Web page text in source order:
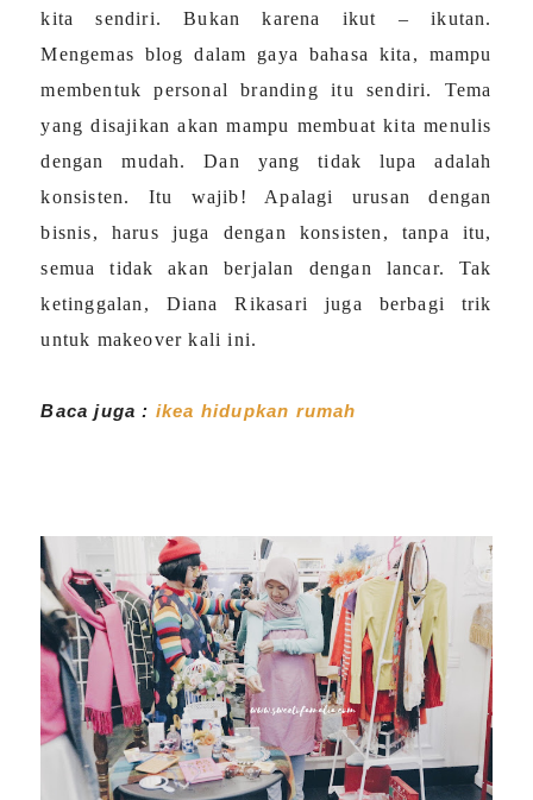
kita sendiri. Bukan karena ikut – ikutan.
Mengemas blog dalam gaya bahasa kita, mampu
membentuk personal branding itu sendiri. Tema
yang disajikan akan mampu membuat kita menulis
dengan mudah. Dan yang tidak lupa adalah
konsisten. Itu wajib! Apalagi urusan dengan
bisnis, harus juga dengan konsisten, tanpa itu,
semua tidak akan berjalan dengan lancar. Tak
ketinggalan, Diana Rikasari juga berbagi trik
untuk makeover kali ini.
Baca juga : ikea hidupkan rumah